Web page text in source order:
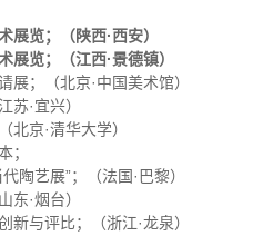
展览；（陕西·西安）
展览；（江西·景德镇）
展；（北京·中国美术馆）
苏·宜兴）
北京·清华大学）
；
陶艺展”；（法国·巴黎）
东·烟台）
新与评比；（浙江·龙泉）